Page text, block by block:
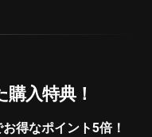
入特典！
得なポイント5倍！